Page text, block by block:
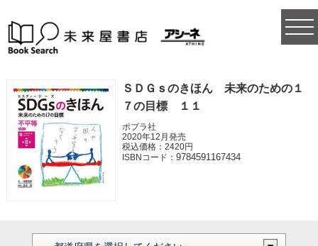
ＳＤＧｓのきほん 未来のための１
７の目標 １１
ポプラ社
2020年12月発売
税込価格：2420円
ISBNコード：9784591167434